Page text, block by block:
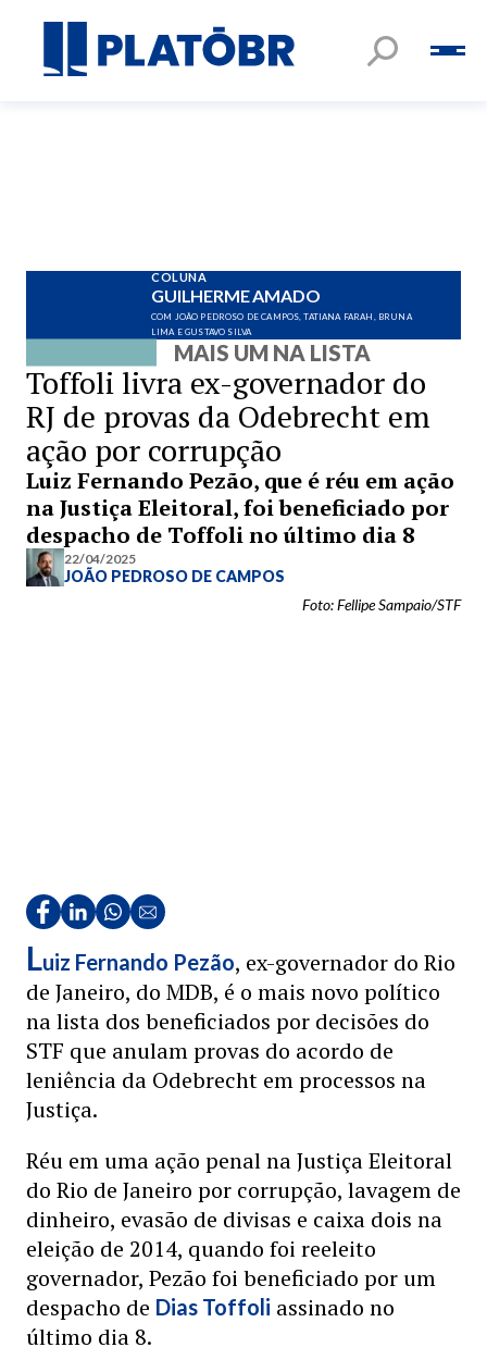
COLUNA
GUILHERME AMADO
COM JOÃO PEDROSO DE CAMPOS, TATIANA FARAH, BRUNA
LIMA E GUSTAVO SILVA
MAIS UM NA LISTA
Toffoli livra ex-governador do
RJ de provas da Odebrecht em
ação por corrupção
Luiz Fernando Pezão, que é réu em ação
na Justiça Eleitoral, foi beneficiado por
despacho de Toffoli no último dia 8
22/04/2025
JOÃO PEDROSO DE CAMPOS
Foto: Fellipe Sampaio/STF
Luiz Fernando Pezão, ex-governador do Rio
de Janeiro, do MDB, é o mais novo político
na lista dos beneficiados por decisões do
STF que anulam provas do acordo de
leniência da Odebrecht em processos na
Justiça.
Réu em uma ação penal na Justiça Eleitoral
do Rio de Janeiro por corrupção, lavagem de
dinheiro, evasão de divisas e caixa dois na
eleição de 2014, quando foi reeleito
governador, Pezão foi beneficiado por um
despacho de Dias Toffoli assinado no
último dia 8.